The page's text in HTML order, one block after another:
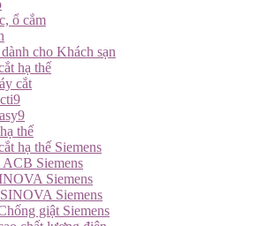
ổ cắm
cho Khách sạn
hạ thế
cắt
thế
hạ thế Siemens
ACB Siemens
Siemens
Siemens
giật Siemens